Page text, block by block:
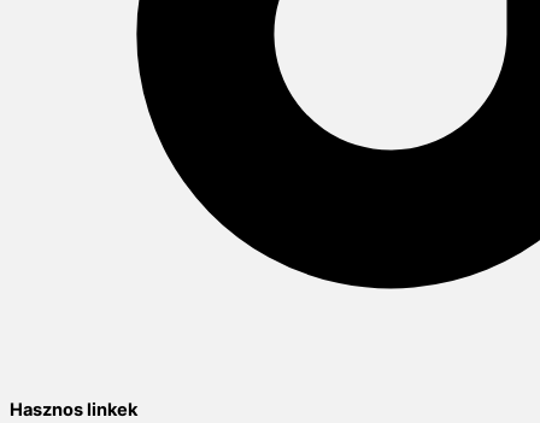
Hasznos linkek